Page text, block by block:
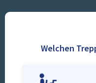
Welchen